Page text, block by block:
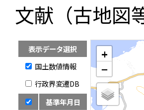
文献（古地図
表示データ選択
国土数値情報
行政界変遷DB
基準年月日
+
−